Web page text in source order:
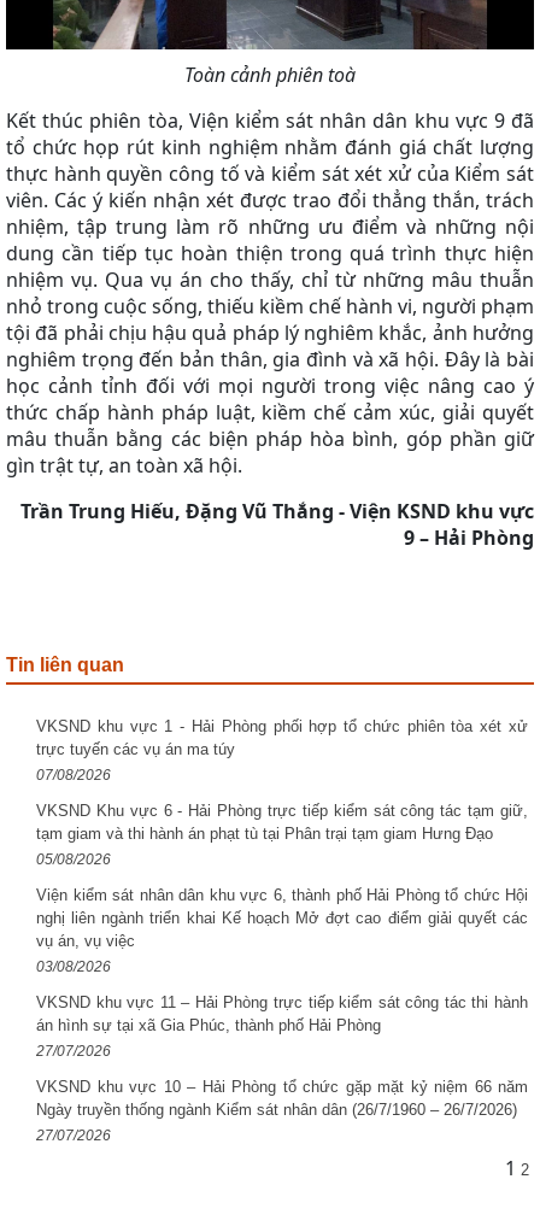
Toàn cảnh phiên toà
Kết thúc phiên tòa, Viện kiểm sát nhân dân khu vực 9 đã
tổ chức họp rút kinh nghiệm nhằm đánh giá chất lượng
thực hành quyền công tố và kiểm sát xét xử của Kiểm sát
viên. Các ý kiến nhận xét được trao đổi thẳng thắn, trách
nhiệm, tập trung làm rõ những ưu điểm và những nội
dung cần tiếp tục hoàn thiện trong quá trình thực hiện
nhiệm vụ. Qua vụ án cho thấy, chỉ từ những mâu thuẫn
nhỏ trong cuộc sống, thiếu kiềm chế hành vi, người phạm
tội đã phải chịu hậu quả pháp lý nghiêm khắc, ảnh hưởng
nghiêm trọng đến bản thân, gia đình và xã hội. Đây là bài
học cảnh tỉnh đối với mọi người trong việc nâng cao ý
thức chấp hành pháp luật, kiềm chế cảm xúc, giải quyết
mâu thuẫn bằng các biện pháp hòa bình, góp phần giữ
gìn trật tự, an toàn xã hội.
Trần Trung Hiếu, Đặng Vũ Thắng - Viện KSND khu vực
9 – Hải Phòng
Tin liên quan
VKSND khu vực 1 - Hải Phòng phối hợp tổ chức phiên tòa xét xử
trực tuyến các vụ án ma túy
07/08/2026
VKSND Khu vực 6 - Hải Phòng trực tiếp kiểm sát công tác tạm giữ,
tạm giam và thi hành án phạt tù tại Phân trại tạm giam Hưng Đạo
05/08/2026
Viện kiểm sát nhân dân khu vực 6, thành phố Hải Phòng tổ chức Hội
nghị liên ngành triển khai Kế hoạch Mở đợt cao điểm giải quyết các
vụ án, vụ việc
03/08/2026
VKSND khu vực 11 – Hải Phòng trực tiếp kiểm sát công tác thi hành
án hình sự tại xã Gia Phúc, thành phố Hải Phòng
27/07/2026
VKSND khu vực 10 – Hải Phòng tổ chức gặp mặt kỷ niệm 66 năm
Ngày truyền thống ngành Kiểm sát nhân dân (26/7/1960 – 26/7/2026)
27/07/2026
1 2